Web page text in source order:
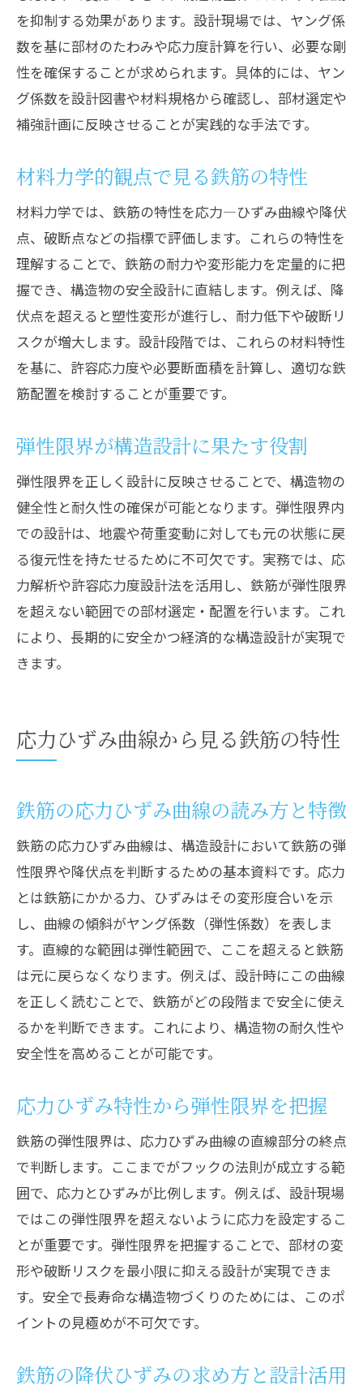
を抑制する効果があります。設計現場では、ヤング係
数を基に部材のたわみや応力度計算を行い、必要な剛
性を確保することが求められます。具体的には、ヤン
グ係数を設計図書や材料規格から確認し、部材選定や
補強計画に反映させることが実践的な手法です。
材料力学的観点で見る鉄筋の特性
材料力学では、鉄筋の特性を応力―ひずみ曲線や降伏
点、破断点などの指標で評価します。これらの特性を
理解することで、鉄筋の耐力や変形能力を定量的に把
握でき、構造物の安全設計に直結します。例えば、降
伏点を超えると塑性変形が進行し、耐力低下や破断リ
スクが増大します。設計段階では、これらの材料特性
を基に、許容応力度や必要断面積を計算し、適切な鉄
筋配置を検討することが重要です。
弾性限界が構造設計に果たす役割
弾性限界を正しく設計に反映させることで、構造物の
健全性と耐久性の確保が可能となります。弾性限界内
での設計は、地震や荷重変動に対しても元の状態に戻
る復元性を持たせるために不可欠です。実務では、応
力解析や許容応力度設計法を活用し、鉄筋が弾性限界
を超えない範囲での部材選定・配置を行います。これ
により、長期的に安全かつ経済的な構造設計が実現で
きます。
応力ひずみ曲線から見る鉄筋の特性
鉄筋の応力ひずみ曲線の読み方と特徴
鉄筋の応力ひずみ曲線は、構造設計において鉄筋の弾
性限界や降伏点を判断するための基本資料です。応力
とは鉄筋にかかる力、ひずみはその変形度合いを示
し、曲線の傾斜がヤング係数（弾性係数）を表しま
す。直線的な範囲は弾性範囲で、ここを超えると鉄筋
は元に戻らなくなります。例えば、設計時にこの曲線
を正しく読むことで、鉄筋がどの段階まで安全に使え
るかを判断できます。これにより、構造物の耐久性や
安全性を高めることが可能です。
応力ひずみ特性から弾性限界を把握
鉄筋の弾性限界は、応力ひずみ曲線の直線部分の終点
で判断します。ここまでがフックの法則が成立する範
囲で、応力とひずみが比例します。例えば、設計現場
ではこの弾性限界を超えないように応力を設定するこ
とが重要です。弾性限界を把握することで、部材の変
形や破断リスクを最小限に抑える設計が実現できま
す。安全で長寿命な構造物づくりのためには、このポ
イントの見極めが不可欠です。
鉄筋の降伏ひずみの求め方と設計活用